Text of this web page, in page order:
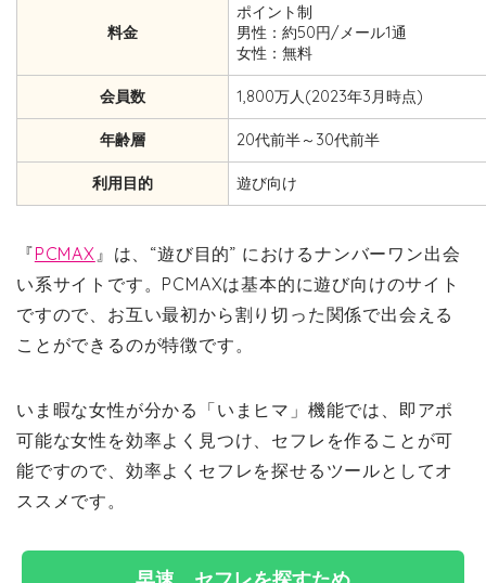
料金
ポイント制
男性：約50円/メール1通
女性：無料
会員数 1,800万人(2023年3月時点)
年齢層 20代前半～30代前半
利用目的 遊び向け
『PCMAX 』は、“遊び目的” におけるナンバーワン出会
い系サイトです。PCMAXは基本的に遊び向けのサイト
ですので、お互い最初から割り切った関係で出会える
ことができるのが特徴です。
いま暇な女性が分かる「いまヒマ」機能では、即アポ
可能な女性を効率よく見つけ、セフレを作ることが可
能ですので、効率よくセフレを探せるツールとしてオ
ススメです。